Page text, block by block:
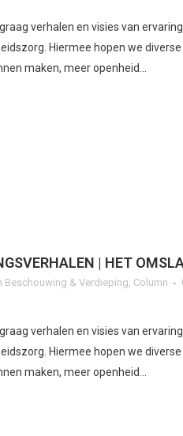
verhalen en visies van
Hiermee hopen we
maken, meer openheid...
| HET
Beschouwing & Verdieping, Column
verhalen en visies van
Hiermee hopen we
maken, meer openheid...